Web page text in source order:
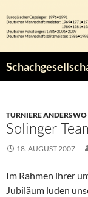
Inhalt
springen
TURNIERE ANDERSWO
Solinger
18. AUGUST 2007
Im Rahmen ihrer
Jubiläum luden